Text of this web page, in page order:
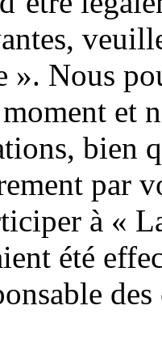
». Nous
et
bien
par
à «
été